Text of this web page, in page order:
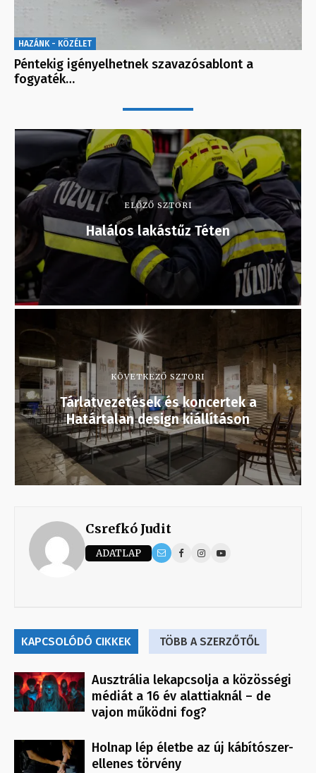
HAZÁNK - KÖZÉLET
Péntekig igényelhetnek szavazósablont a
fogyaték…
ELŐZŐ SZTORI
Halálos lakástűz Téten
KÖVETKEZŐ SZTORI
Tárlatvezetések és koncertek a
Határtalan design kiállításon
Csrefkó Judit
ADATLAP
KAPCSOLÓDÓ CIKKEK TÖBB A SZERZŐTŐL
Ausztrália lekapcsolja a közösségi
médiát a 16 év alattiaknál – de
vajon működni fog?
Holnap lép életbe az új kábítószer-
ellenes törvény